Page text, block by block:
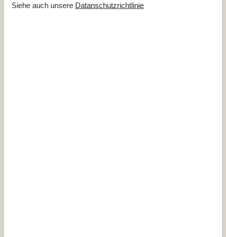
Siehe auch unsere Datanschutzrichtlinie